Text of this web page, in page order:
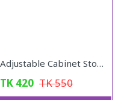
Adjustable Cabinet Storage Divider (6pcs)
TK 420 TK550